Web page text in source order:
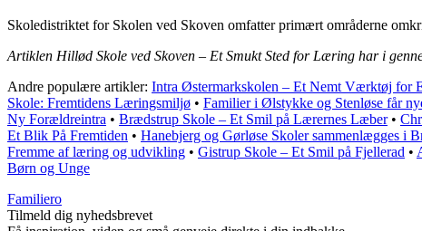
Skoledistriktet for Skolen ved Skoven omfatter primært områderne
Artiklen Hillød Skole ved Skoven – Et Smukt Sted for Læring har i
Andre populære artikler: Intra Østermarkskolen – Et Nemt Værktøj for
Skole: Fremtidens Læringsmiljø • Familier i Ølstykke og Stenløse får
Ny Forældreintra • Brædstrup Skole – Et Smil på Lærernes Læber•
Et Blik På Fremtiden • Hanebjerg og Gørløse Skoler sammenlægges i
Fremme af læring og udvikling • Gistrup Skole – Et Smil på Fjellerad •
Børn og Unge
Familiero
Tilmeld dig nyhedsbrevet